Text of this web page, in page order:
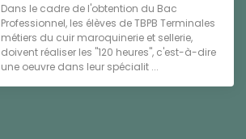
Dans le cadre de l'obtention du Bac
Professionnel, les élèves de TBPB Terminales
métiers du cuir maroquinerie et sellerie,
doivent réaliser les "120 heures", c'est-à-dire
une oeuvre dans leur spécialit ...